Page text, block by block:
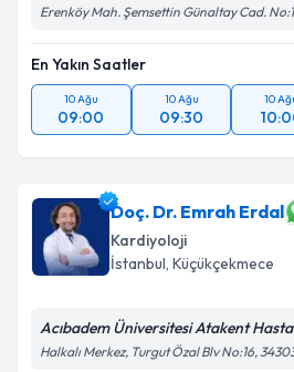
Erenköy Mah. Şemsettin Günaltay Cad.
En Yakın Saatler
10 Ağu
09:00
10 Ağu
09:30
10
Doç. Dr. Emrah Erdal
Kardiyoloji
İstanbul, Küçükçekmece
Acıbadem Üniversitesi Atakent
Halkalı Merkez, Turgut Özal Blv No:16,